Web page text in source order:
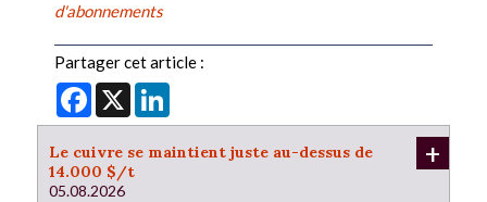
d'abonnements
Partager cet article :
Facebook
X
Le cuivre se maintient juste au-dessus de
14.000 $/t
05.08.2026
+